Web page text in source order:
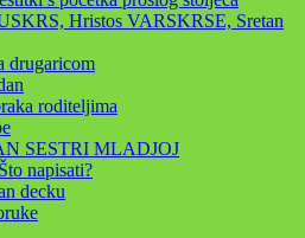
Hristos VARSKRSE, Sretan
drugaricom
roditeljima
SESTRI MLADJOJ
napisati?
decku